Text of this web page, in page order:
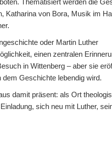
Thematisiert werden die
Katharina von Bora, Musik im
oder Martin Luther
einen zentralen
in Wittenberg – aber sie
Geschichte lebendig wird.
damit präsent: als Ort
sich neu mit Luther,